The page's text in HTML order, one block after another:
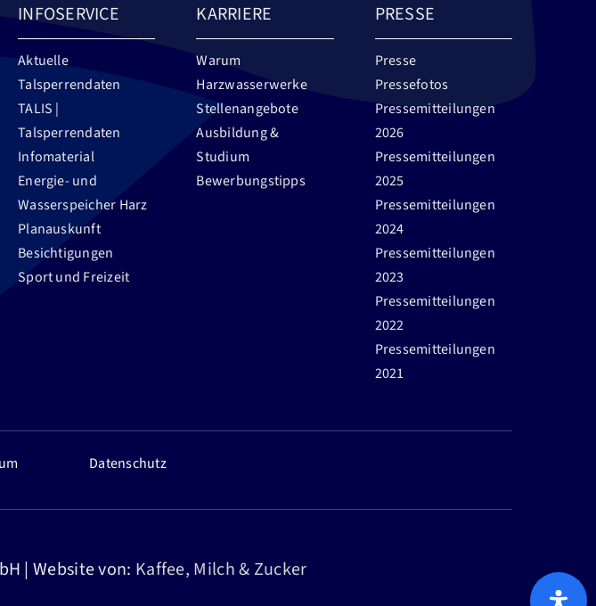
INFOSERVICE
Aktuelle
Talsperrendaten
TALIS |
Talsperrendaten
Infomaterial
Energie- und
Wasserspeicher Harz
Planauskunft
Besichtigungen
Sport und Freizeit
KARRIERE
Warum
Harzwasserwerke
Stellenangebote
Ausbildung &
Studium
Bewerbungstipps
PRESSE
Presse
Pressefotos
Pressemitteilungen
2026
Pressemitteilungen
2025
Pressemitteilungen
2024
Pressemitteilungen
2023
Pressemitteilungen
2022
Pressemitteilungen
2021
Datenschutz
| Website von: Kaffee, Milch & Zucker